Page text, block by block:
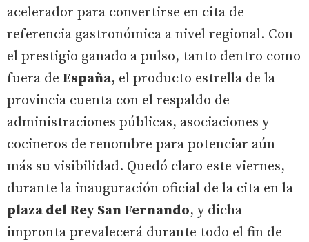
acelerador para convertirse en cita de
referencia gastronómica a nivel regional. Con
el prestigio ganado a pulso, tanto dentro como
fuera de España, el producto estrella de la
provincia cuenta con el respaldo de
administraciones públicas, asociaciones y
cocineros de renombre para potenciar aún
más su visibilidad. Quedó claro este viernes,
durante la inauguración oficial de la cita en la
plaza del Rey San Fernando, y dicha
impronta prevalecerá durante todo el fin de